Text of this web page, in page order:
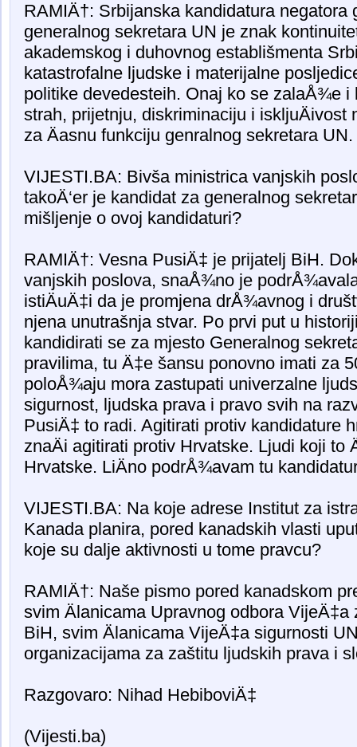
RAMIÄ†: Srbijanska kandidatura negatora
generalnog sekretara UN je znak
akademskog i duhovnog establišmenta
katastrofalne ljudske i materijalne
politike devedesteih. Onaj ko se zalaÅ¾e
strah, prijetnju, diskriminaciju i
za Äasnu funkciju genralnog sekretara UN.
VIJESTI.BA: Bivša ministrica vanjskih
takoÄ‘er je kandidat za generalnog
mišljenje o ovoj kandidaturi?
RAMIÄ†: Vesna PusiÄ‡ je prijatelj BiH.
vanjskih poslova, snaÅ¾no je
istiÄuÄ‡i da je promjena drÅ¾avnog i
njena unutrašnja stvar. Po prvi put u
kandidirati se za mjesto Generalnog
pravilima, tu Ä‡e šansu ponovno imati za
poloÅ¾aju mora zastupati univerzalne
sigurnost, ljudska prava i pravo svih na
PusiÄ‡ to radi. Agitirati protiv kandidature
znaÄi agitirati protiv Hrvatske. Ljudi koji to
Hrvatske. LiÄno podrÅ¾avam tu
VIJESTI.BA: Na koje adrese Institut za
Kanada planira, pored kanadskih vlasti
koje su dalje aktivnosti u tome pravcu?
RAMIÄ†: Naše pismo pored kanadskom
svim Älanicama Upravnog odbora
BiH, svim Älanicama VijeÄ‡a sigurnosti
organizacijama za zaštitu ljudskih prava i
Razgovaro: Nihad HebiboviÄ‡
(Vijesti.ba)